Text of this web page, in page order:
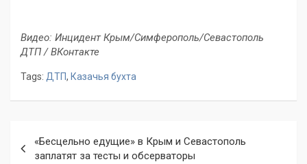
Видео: Инцидент Крым/Симферополь/Севастополь
ДТП / ВКонтакте
Tags: ДТП, Казачья бухта
по
«Бесцельно едущие» в Крым и Севастополь
заплатят за тесты и обсерваторы